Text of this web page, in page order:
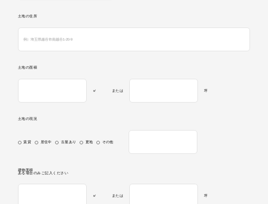
土地の住所
土地の面積
㎡ または 坪
土地の現況
賃貸 居住中 古屋あり 更地 その他
建物面積
ある場合のみご記入ください
㎡ または 坪